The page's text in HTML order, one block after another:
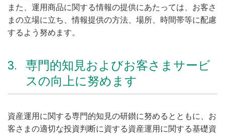
また、運用商品に関する情報の提供にあたっては、お客さ
まの立場に立ち、情報提供の方法、場所、時間帯等に配慮
するよう努めます。
3.
専門的知見およびお客さまサービ
スの向上に努めます
資産運用に関する専門的知見の研鑚に努めるとともに、お
客さまの適切な投資判断に資する資産運用に関する基礎資